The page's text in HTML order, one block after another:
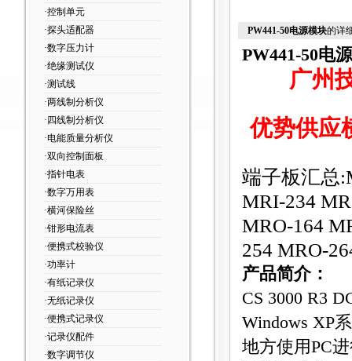
·控制单元
·探头适配器
·数字压力计
·绝缘测试仪
·测试线
·两线制分析仪
·四线制分析仪
·电能质量分析仪
·双向控制面板
·指针电表
·数字万用表
·横河保险丝
·钳形电流表
·便携式校验仪
·功率计
·有纸记录仪
·无纸记录仪
·便携式记录仪
·记录仪配件
·数字调节仪
PW441-50电源模块的详
PW441-50电
广州
优势供应
端子板汇总
MRI-234
MRO-164
254 MRO-
产品简介：
CS 3000 R3
Windows XP
地方使用PC